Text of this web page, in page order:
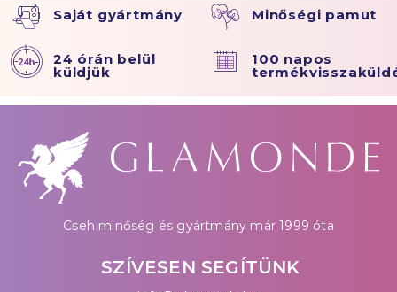
Saját gyártmány Minőségi pamut
24 órán belül
küldjük
100 napos
Cseh minőség és gyártmány már 1999 óta
SZÍVESEN SEGÍTÜNK